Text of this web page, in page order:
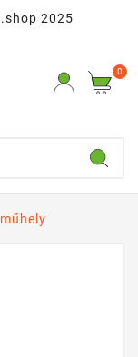
2025
0